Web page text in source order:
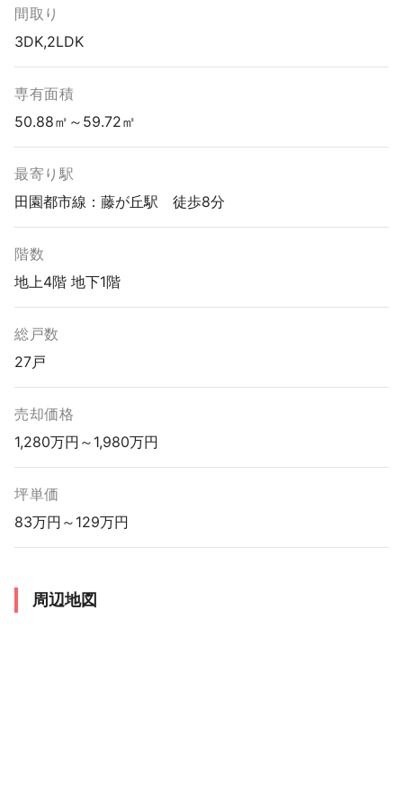
間取り
3DK,2LDK
専有面積
50.88㎡～59.72㎡
最寄り駅
田園都市線：藤が丘駅 徒歩8分
階数
地上4階 地下1階
総戸数
27戸
売却価格
1,280万円～1,980万円
坪単価
83万円～129万円
周辺地図